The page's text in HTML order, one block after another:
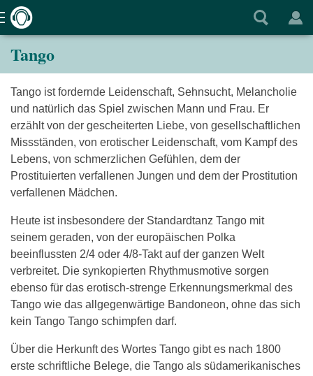
Tango
Tango ist fordernde Leidenschaft, Sehnsucht, Melancholie
und natürlich das Spiel zwischen Mann und Frau. Er
erzählt von der gescheiterten Liebe, von gesellschaftlichen
Missständen, von erotischer Leidenschaft, vom Kampf des
Lebens, von schmerzlichen Gefühlen, dem der
Prostituierten verfallenen Jungen und dem der Prostitution
verfallenen Mädchen.
Heute ist insbesondere der Standardtanz Tango mit
seinem geraden, von der europäischen Polka
beeinflussten 2/4 oder 4/8-Takt auf der ganzen Welt
verbreitet. Die synkopierten Rhythmusmotive sorgen
ebenso für das erotisch-strenge Erkennungsmerkmal des
Tango wie das allgegenwärtige Bandoneon, ohne das sich
kein Tango Tango schimpfen darf.
Über die Herkunft des Wortes Tango gibt es nach 1800
erste schriftliche Belege, die Tango als südamerikanisches